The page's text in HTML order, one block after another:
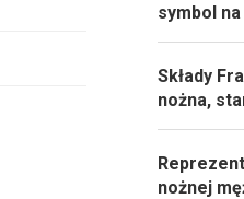
symbol
Składy
nożna,
nożnej